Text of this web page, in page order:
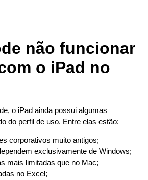
não funcionar
o iPad no
o iPad ainda possui algumas
do perfil de uso. Entre elas estão:
corporativos muito antigos;
exclusivamente de Windows;
mais limitadas que no Mac;
no Excel;